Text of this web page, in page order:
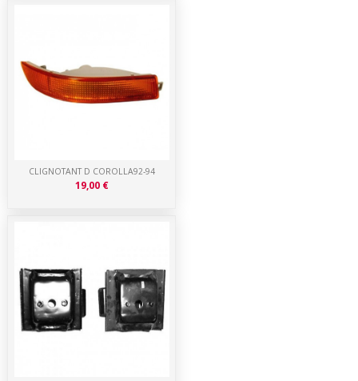
CLIGNOTANT D COROLLA92-94
19,00 €